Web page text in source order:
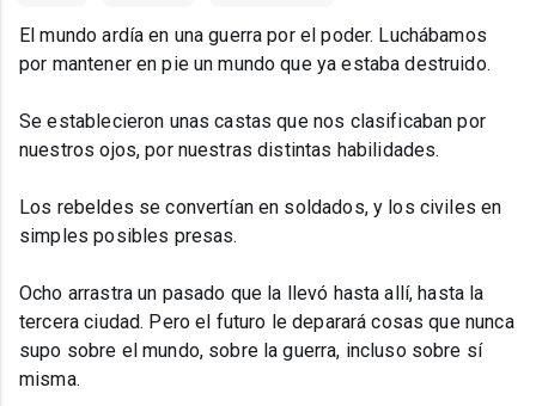
El mundo ardía en una guerra por el poder. Luchábamos
por mantener en pie un mundo que ya estaba destruido.
Se establecieron unas castas que nos clasificaban por
nuestros ojos, por nuestras distintas habilidades.
Los rebeldes se convertían en soldados, y los civiles en
simples posibles presas.
Ocho arrastra un pasado que la llevó hasta allí, hasta la
tercera ciudad. Pero el futuro le deparará cosas que nunca
supo sobre el mundo, sobre la guerra, incluso sobre sí
misma.